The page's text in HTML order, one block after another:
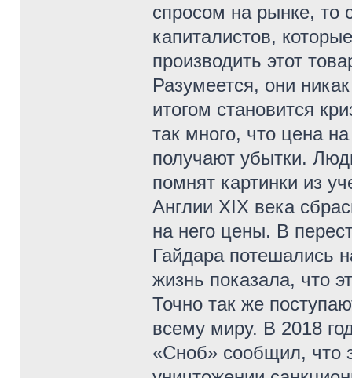
спросом на рынке, то
капиталистов,
производить этот
Разумеется, они
итогом становится
так много, что цена
получают убытки.
помнят картинки из
Англии XIX века
на него цены. В
Гайдара потешались
жизнь показала, что
Точно так же
всему миру. В 2018
«Сноб» сообщил, что